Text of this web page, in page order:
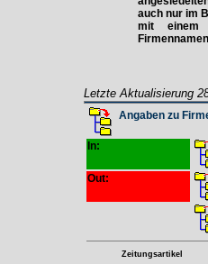
auch nur im
mit einem
Letzte Aktualisierung
Angaben zu
In:
Out:
Zeitungsartikel